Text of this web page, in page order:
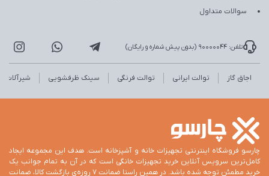
سوالات متداول
تلفن: 90000044 (بدون پیش شماره و رایگان)
اجاق گاز توالت ایرانی توالت فرنگی سینک ظرفشویی شیرآلات
چارسو فروشگاه اینترنتی تجهیزات خانه و آشپزخانه است. هدف این مجموعه ایجاد
کامل‌ترین سرویس آنلاین خرید تجهیزات خانگی است که در آن به تمام جوانب یک
خرید مطمئن توجه شده باشد. در همین راستا ضمانت 7 روزه‌ی بازگشت کالا، ضمانت